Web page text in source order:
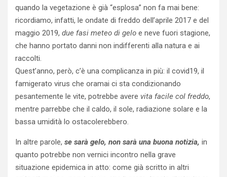
quando la vegetazione è già “esplosa” non fa mai bene:
ricordiamo, infatti, le ondate di freddo dell’aprile 2017 e del
maggio 2019, due fasi meteo di gelo e neve fuori stagione,
che hanno portato danni non indifferenti alla natura e ai
raccolti.
Quest’anno, però, c’è una complicanza in più: il covid19, il
famigerato virus che oramai ci sta condizionando
pesantemente le vite, potrebbe avere vita facile col freddo,
mentre parrebbe che il caldo, il sole, radiazione solare e la
bassa umidità lo ostacolerebbero.
In altre parole, se sarà gelo, non sarà una buona notizia, in
quanto potrebbe non vernici incontro nella grave
situazione epidemica in atto: come già scritto in altri